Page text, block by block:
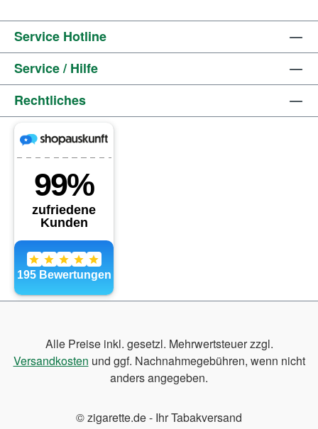
Service Hotline
Service / Hilfe
Rechtliches
Alle Preise inkl. gesetzl. Mehrwertsteuer zzgl.
Versandkosten und ggf. Nachnahmegebühren, wenn nicht
anders angegeben.
© zigarette.de - Ihr Tabakversand